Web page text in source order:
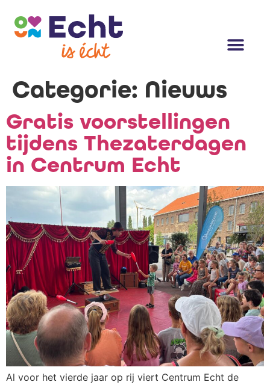
Categorie: Nieuws
Gratis voorstellingen
tijdens Thezaterdagen
in Centrum Echt
Al voor het vierde jaar op rij viert Centrum Echt​ de